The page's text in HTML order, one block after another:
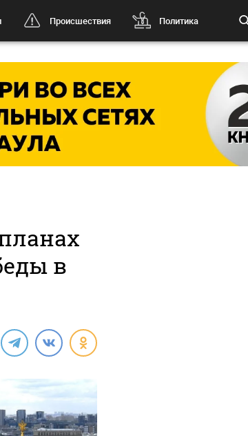
Происшествия Политика
в